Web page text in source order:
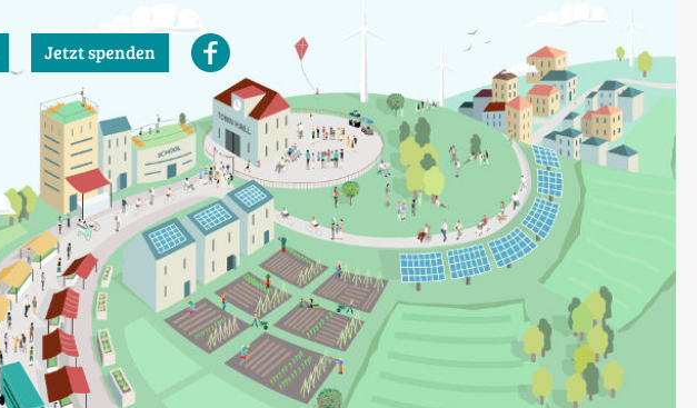
Jetzt spenden